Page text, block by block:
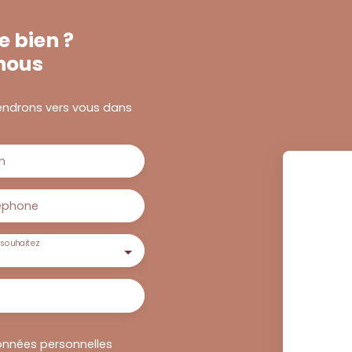
bien ?
vers vous dans
personnelles